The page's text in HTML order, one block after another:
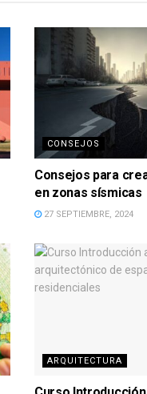
CONSEJOS
Consejos para
en zonas sísmicas
27 SEPTIEMBRE, 2024
ARQUITECTURA